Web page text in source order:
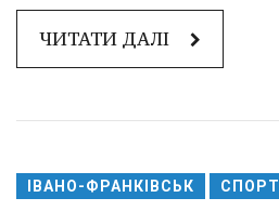
ЧИТАТИ ДАЛІ
ІВАНО-ФРАНКІВСЬК СПОРТ